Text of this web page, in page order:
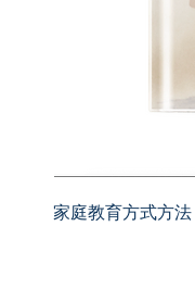
家庭教育方式方法